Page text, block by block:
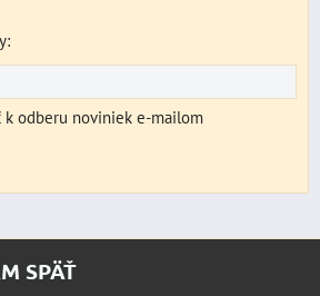
k odberu noviniek e-mailom
SPÄŤ